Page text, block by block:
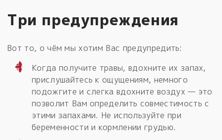
Три предупреждения
Вот то, о чём мы хотим Вас предупредить:
Когда получите травы, вдохните их запах,
прислушайтесь к ощущениям, немного
подожгите и слегка вдохните воздух — это
позволит Вам определить совместимость с
этими запахами. Не используйте при
беременности и кормлении грудью.